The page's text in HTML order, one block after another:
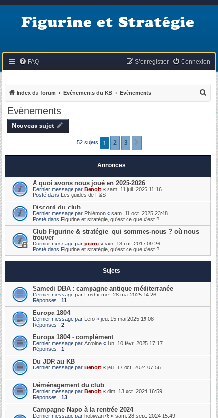
Figurine et Stratégie
FAQ Connexion
S’enregistrer
Index du forum Evénements du KB Evènements
Evènements
Nouveau sujet
52 sujets 1 2 3
Annonces
A quoi avons nous joué en 2025-2026
Dernier message par Benoit « sam. 11 juil. 2026 11:16
Posté dans Les guides de F&S
Discord du club
Dernier message par Philémon « sam. 11 oct. 2025 23:48
Posté dans Figurine et stratégie, qu'est ce que c'est ?
Club Figurine & stratégie, qui sommes-nous ? où nous
trouver
Dernier message par pierre « ven. 13 oct. 2017 09:26
Posté dans Figurine et stratégie, qu'est ce que c'est ?
Sujets
Samedi DBA : campagne antique méditerranée
Dernier message par Fred « mer. 28 mai 2025 14:26
Réponses : 11
Europa 1804
Dernier message par Lero « jeu. 15 mai 2025 19:08
Réponses : 2
Europa 1804 - complément
Dernier message par Antoine « lun. 10 févr. 2025 17:17
Réponses : 1
Du JDR au KB
Dernier message par Benoit « jeu. 17 oct. 2024 07:56
Déménagement du club
Dernier message par Benoit « dim. 13 oct. 2024 16:59
Réponses : 13
Campagne Napo à la rentrée 2024
Dernier message par hobiwan76 « sam. 28 sept. 2024 15:49